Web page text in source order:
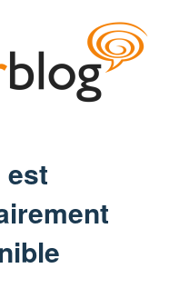
est